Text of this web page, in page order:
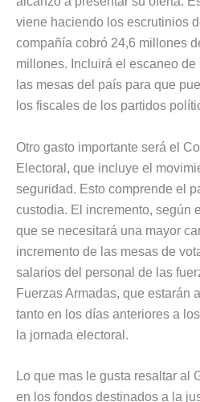
viene haciendo los escrutinios
compañía cobró 24,6 millones
millones. Incluirá el escaneo
las mesas del país para que
los fiscales de los partidos
Otro gasto importante será el
Electoral, que incluye el
seguridad. Esto comprende el
custodia. El incremento, según
que se necesitará una mayor
incremento de las mesas de
salarios del personal de las
Fuerzas Armadas, que estarán
tanto en los días anteriores a
la jornada electoral.
Lo que mas le gusta resaltar al
en los fondos destinados a la